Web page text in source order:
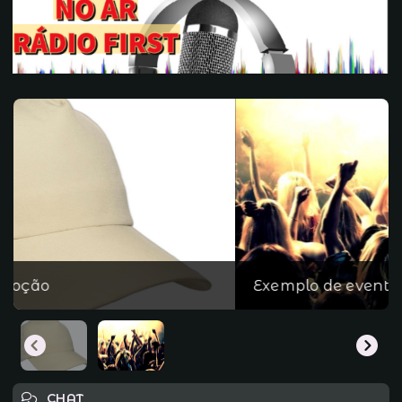
Exemplo de evento
CHAT